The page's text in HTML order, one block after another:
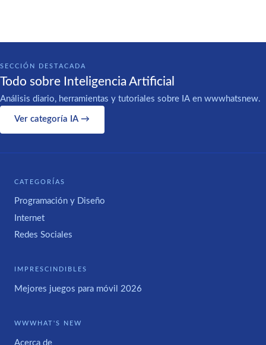
SECCIÓN DESTACADA
Todo sobre Inteligencia Artificial
Análisis diario, herramientas y tutoriales sobre IA en wwwhatsnew.
Ver categoría IA →
CATEGORÍAS
Programación y Diseño
Internet
Redes Sociales
IMPRESCINDIBLES
Mejores juegos para móvil 2026
WWWHAT'S NEW
Acerca de